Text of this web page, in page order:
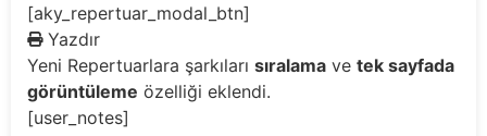
[aky_repertuar_modal_btn]
Yazdır
Yeni Repertuarlara şarkıları sıralama ve tek sayfada
görüntüleme özelliği eklendi.
[user_notes]